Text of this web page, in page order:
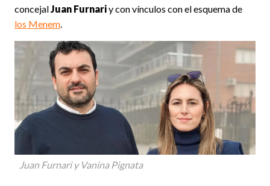
concejal Juan Furnariy con vínculos con el esquema de
los Menem
Juan Furnari y Vanina Pignata